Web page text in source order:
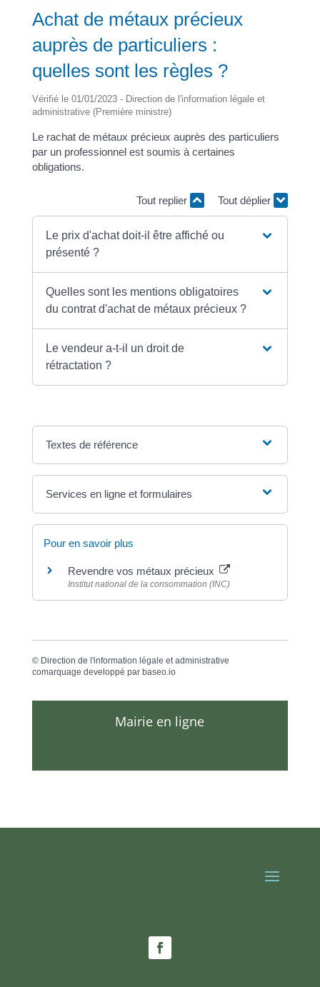
Achat de métaux précieux
auprès de particuliers :
quelles sont les règles ?
Vérifié le 01/01/2023 - Direction de l'information légale et
administrative (Première ministre)
Le rachat de métaux précieux auprès des particuliers
par un professionnel est soumis à certaines
obligations.
Tout replier Tout déplier
Le prix d'achat doit-il être affiché ou
présenté ?
Quelles sont les mentions obligatoires
du contrat d'achat de métaux précieux ?
Le vendeur a-t-il un droit de
rétractation ?
Textes de référence
Services en ligne et formulaires
Pour en savoir plus
Revendre vos métaux précieux
Institut national de la consommation (INC)
© Direction de l'information légale et administrative
comarquage developpé par baseo.io
Mairie en ligne